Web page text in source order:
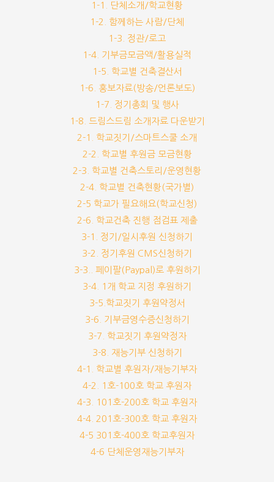
1-1. 단체소개/학교현황
1-2. 함께하는 사람/단체
1-3. 정관/로고
1-4. 기부금모금액/활용실적
1-5. 학교별 건축결산서
1-6. 홍보자료(방송/언론보도)
1-7. 정기총회 및 행사
1-8. 드림스드림 소개자료 다운받기
2-1. 학교짓기/스마트스쿨 소개
2-2. 학교별 후원금 모금현황
2-3. 학교별 건축스토리/운영현황
2-4. 학교별 건축현황(국가별)
2-5 학교가 필요해요(학교신청)
2-6. 학교건축 진행 점검표 제출
3-1. 정기/일시후원 신청하기
3-2. 정기후원 CMS신청하기
3-3.. 페이팔(Paypal)로 후원하기
3-4. 1개 학교 지정 후원하기
3-5.학교짓기 후원약정서
3-6. 기부금영수증신청하기
3-7. 학교짓기 후원약정자
3-8. 재능기부 신청하기
4-1. 학교별 후원자/재능기부자
4-2. 1호-100호 학교 후원자
4-3. 101호-200호 학교 후원자
4-4. 201호-300호 학교 후원자
4-5 301호-400호 학교후원자
4-6 단체운영재능기부자